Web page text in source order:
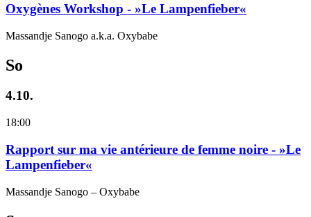
Oxygènes Workshop - »Le Lampenfieber«
Massandje Sanogo a.k.a. Oxybabe
So
4.10.
18:00
Rapport sur ma vie antérieure de femme noire - »Le
Lampenfieber«
Massandje Sanogo – Oxybabe